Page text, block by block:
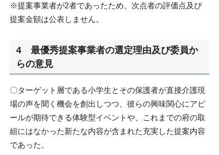
※提案事業者が2者であったため、次点者の評価点及び
提案金額は公表しません。
4 最優秀提案事業者の選定理由及び委員か
らの意見
〇ターゲット層である小学生とその保護者が直接介護現
場の声を聞く機会を創出しつつ、彼らの興味関心にアピ
ールが期待できる体験型イベントや、これまでの府の取
組にはなかった新たな内容が含まれた充実した提案内容
であった。